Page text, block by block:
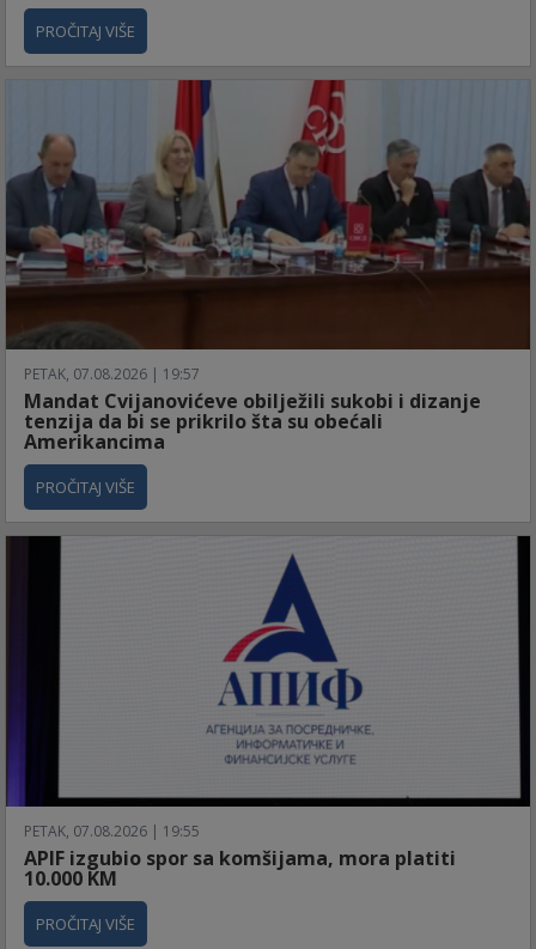
PROČITAJ VIŠE
PETAK, 07.08.2026 | 19:57
Mandat Cvijanovićeve obilježili sukobi i dizanje
tenzija da bi se prikrilo šta su obećali
Amerikancima
PROČITAJ VIŠE
PETAK, 07.08.2026 | 19:55
APIF izgubio spor sa komšijama, mora platiti
10.000 KM
PROČITAJ VIŠE